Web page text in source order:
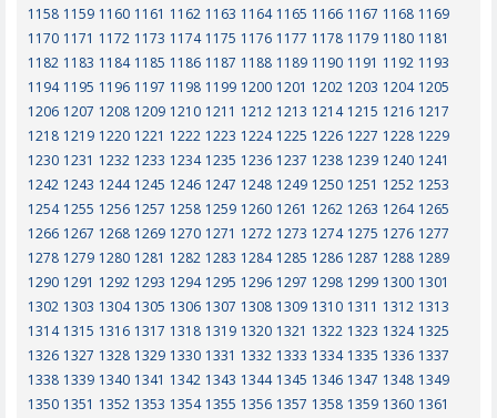
1158 1159 1160 1161 1162 1163 1164 1165 1166 1167 1168 1169
1170 1171 1172 1173 1174 1175 1176 1177 1178 1179 1180 1181
1182 1183 1184 1185 1186 1187 1188 1189 1190 1191 1192 1193
1194 1195 1196 1197 1198 1199 1200 1201 1202 1203 1204 1205
1206 1207 1208 1209 1210 1211 1212 1213 1214 1215 1216 1217
1218 1219 1220 1221 1222 1223 1224 1225 1226 1227 1228 1229
1230 1231 1232 1233 1234 1235 1236 1237 1238 1239 1240 1241
1242 1243 1244 1245 1246 1247 1248 1249 1250 1251 1252 1253
1254 1255 1256 1257 1258 1259 1260 1261 1262 1263 1264 1265
1266 1267 1268 1269 1270 1271 1272 1273 1274 1275 1276 1277
1278 1279 1280 1281 1282 1283 1284 1285 1286 1287 1288 1289
1290 1291 1292 1293 1294 1295 1296 1297 1298 1299 1300 1301
1302 1303 1304 1305 1306 1307 1308 1309 1310 1311 1312 1313
1314 1315 1316 1317 1318 1319 1320 1321 1322 1323 1324 1325
1326 1327 1328 1329 1330 1331 1332 1333 1334 1335 1336 1337
1338 1339 1340 1341 1342 1343 1344 1345 1346 1347 1348 1349
1350 1351 1352 1353 1354 1355 1356 1357 1358 1359 1360 1361